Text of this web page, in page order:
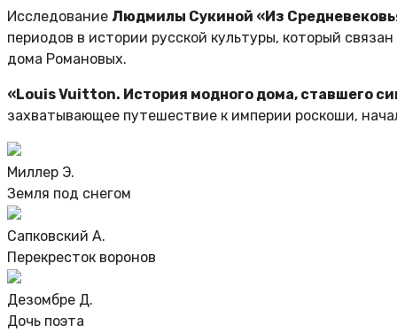
Исследование Людмилы Сукиной «Из
периодов в истории русской культуры, который
дома Романовых.
«Louis Vuitton. История модного дома, ставшего
захватывающее путешествие к империи роскоши,
Миллер Э.
Земля под снегом
Сапковский А.
Перекресток воронов
Дезомбре Д.
Дочь поэта